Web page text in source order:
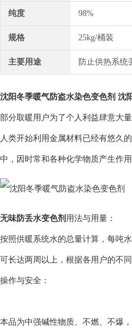
纯度 98%
规格 25kg/桶装
主要用途 防止供热系统
沈阳冬季暖气防盗水染色变色剂 沈
部分取暖用户为了个人利益肆意大
人类开始利用金属材料已经有悠久
中，因时常和各种化学物质产生作
无味防丢水变色剂 用法与用量：
按照供暖系统水的总量计算，每吨
可长达两周以上，根据各用户的不
操作与安全：
本品为中强碱性物质、不燃、不爆